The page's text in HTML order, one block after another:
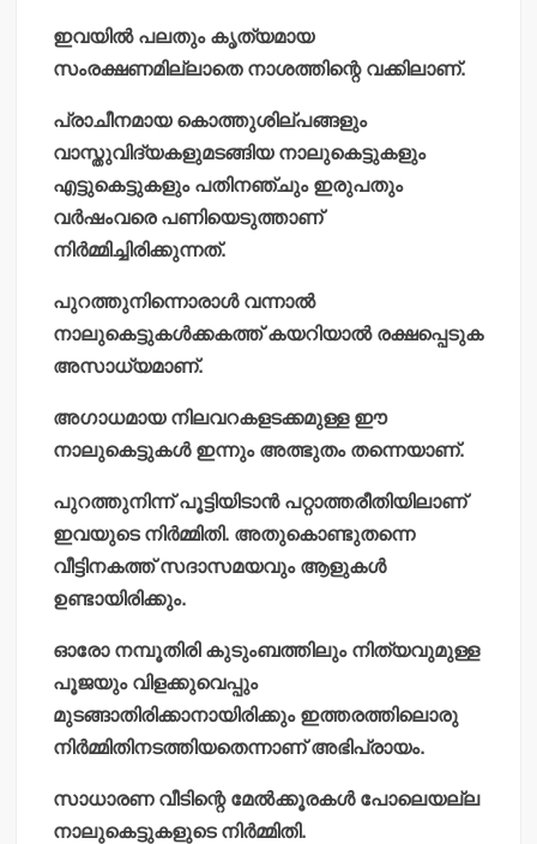
ഇവയില്‍ പലതും കൃത്യമായ
സംരക്ഷണമില്ലാതെ നാശത്തിന്റെ വക്കിലാണ്.
പ്രാചീനമായ കൊത്തുശില്പങ്ങളും
വാസ്തുവിദ്യകളുമടങ്ങിയ നാലുകെട്ടുകളും
എട്ടുകെട്ടുകളും പതിനഞ്ചും ഇരുപതും
വര്‍ഷംവരെ പണിയെടുത്താണ്
നിര്‍മ്മിച്ചിരിക്കുന്നത്.
പുറത്തുനിന്നൊരാള്‍ വന്നാല്‍
നാലുകെട്ടുകള്‍ക്കകത്ത് കയറിയാല്‍ രക്ഷപ്പെടുക
അസാധ്യമാണ്.
അഗാധമായ നിലവറകളടക്കമുള്ള ഈ
നാലുകെട്ടുകള്‍ ഇന്നും അത്ഭുതം തന്നെയാണ്.
പുറത്തുനിന്ന് പൂട്ടിയിടാന്‍ പറ്റാത്തരീതിയിലാണ്
ഇവയുടെ നിര്‍മ്മിതി. അതുകൊണ്ടുതന്നെ
വീട്ടിനകത്ത് സദാസമയവും ആളുകള്‍
ഉണ്ടായിരിക്കും.
ഓരോ നമ്പൂതിരി കുടുംബത്തിലും നിത്യവുമുള്ള
പൂജയും വിളക്കുവെപ്പും
മുടങ്ങാതിരിക്കാനായിരിക്കും ഇത്തരത്തിലൊരു
നിര്‍മ്മിതിനടത്തിയതെന്നാണ് അഭിപ്രായം.
സാധാരണ വീടിന്റെ മേല്‍ക്കൂരകള്‍ പോലെയല്ല
നാലുകെട്ടുകളുടെ നിര്‍മ്മിതി.